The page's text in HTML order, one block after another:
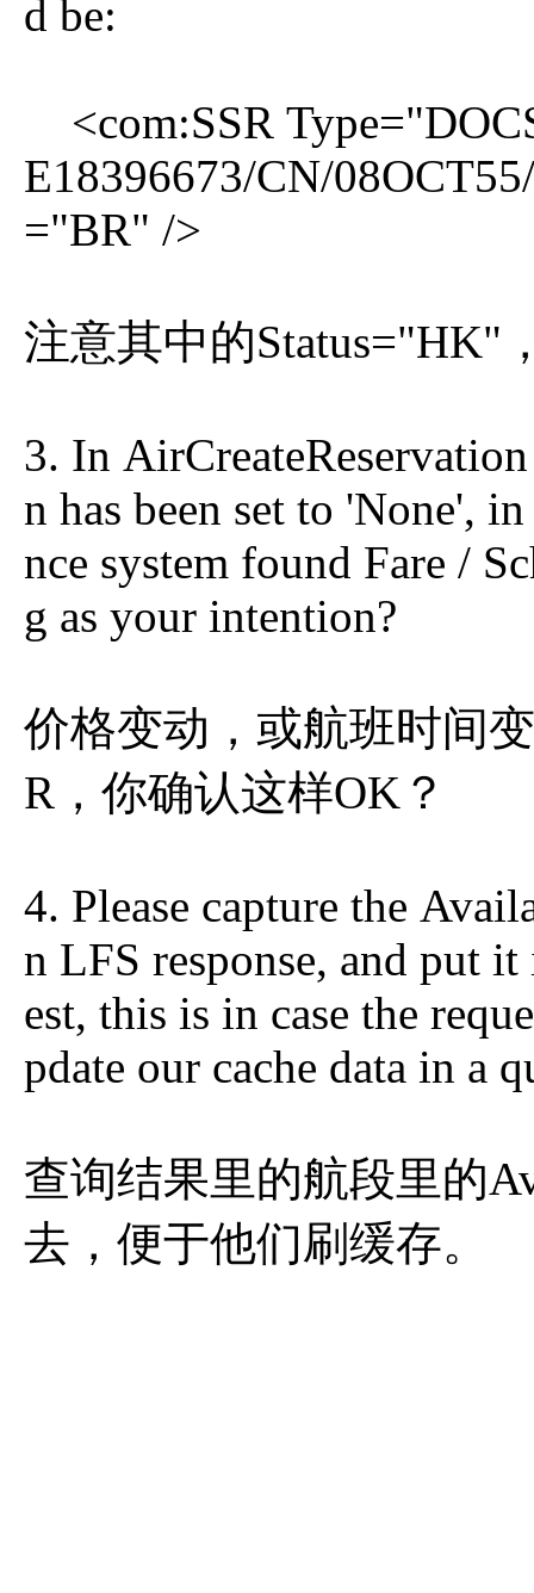
d be:
<com:SSR
E18396673/CN/
="BR" />
注意其中的Status="HK"
3. In
n has been set to 'None',
nce system found Fare /
g as your intention?
价格变动，或航班时间
R，你确认这样OK？
4. Please capture the
n LFS response, and put
est, this is in case the
pdate our cache data in a
查询结果里的航段里的
去，便于他们刷缓存。